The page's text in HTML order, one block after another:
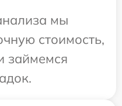
мы
стоимость,
займемся